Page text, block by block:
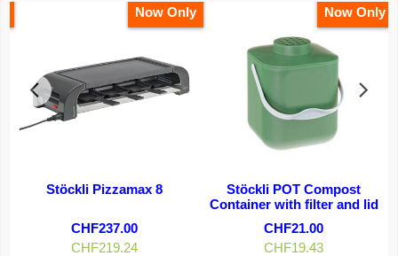
Now Only
Stöckli Pizzamax 8
CHF237.00
CHF219.24
Now Only
Stöckli POT Compost
Container with filter and lid
CHF21.00
CHF19.43